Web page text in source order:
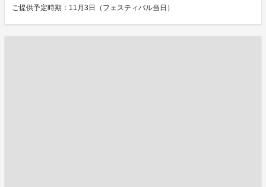
ご提供予定時期：11月3日（フェスティバル当日）